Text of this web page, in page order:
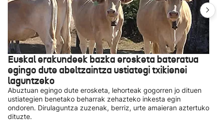
Euskal erakundeek bazka erosketa bateratua
egingo dute abeltzaintza ustiategi txikienei
laguntzeko
Abuztuan egingo dute erosketa, lehorteak gogorren jo dituen
ustiategien benetako beharrak zehazteko inkesta egin
ondoren. Dirulaguntza zuzenak, berriz, urte amaieran aztertuko
dituzte.